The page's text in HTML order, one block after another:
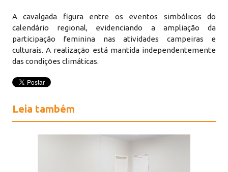
A cavalgada figura entre os eventos simbólicos do
calendário regional, evidenciando a ampliação da
participação feminina nas atividades campeiras e
culturais. A realização está mantida independentemente
das condições climáticas.
Leia também